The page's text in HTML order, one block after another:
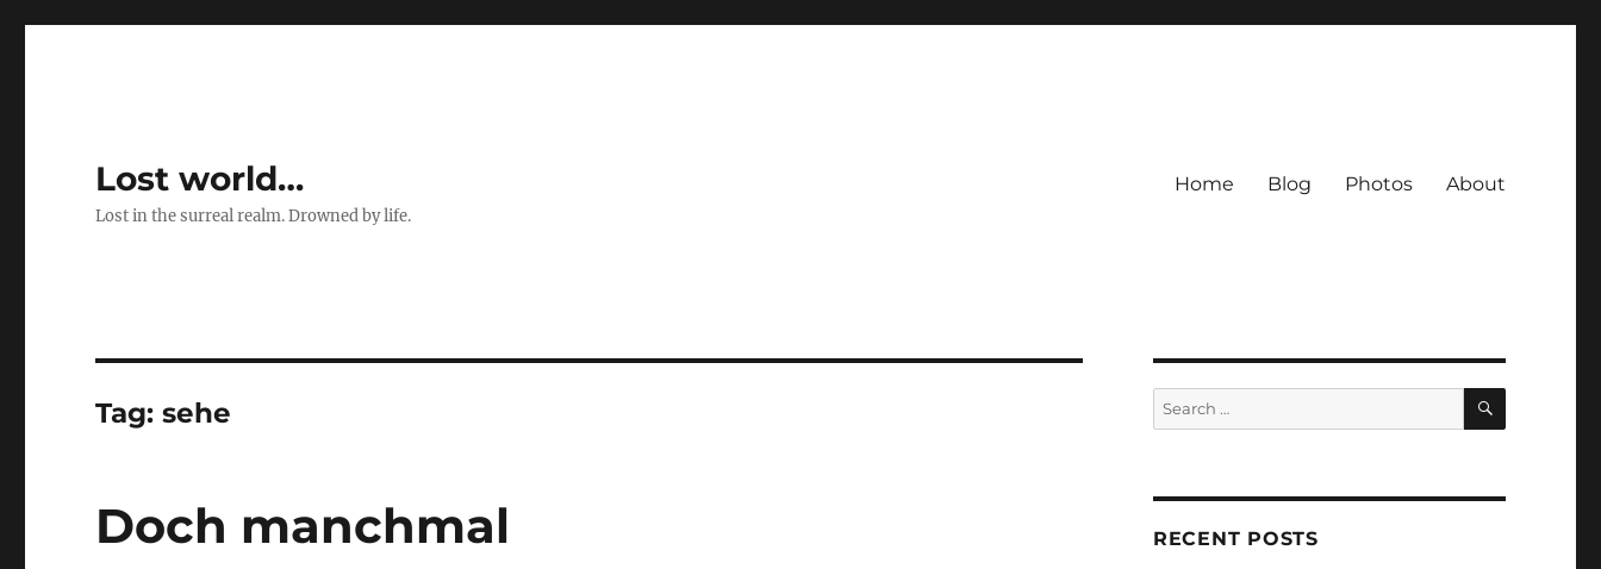
Lost world…
Lost in the surreal realm. Drowned by life.
Home Blog Photos About
Tag:sehe
Doch manchmal
Search
for:
SEARCH
RECENT POSTS